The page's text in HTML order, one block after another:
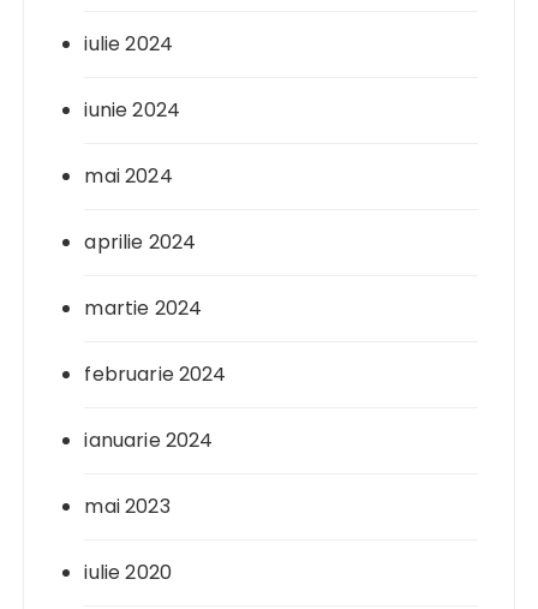
iulie 2024
iunie 2024
mai 2024
aprilie 2024
martie 2024
februarie 2024
ianuarie 2024
mai 2023
iulie 2020